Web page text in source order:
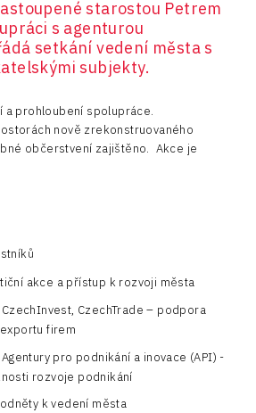
starostou Petrem
s agenturou
setkání vedení města s
subjekty.
a prohloubení spolupráce.
nově zrekonstruovaného
občerstvení zajištěno. Akce je
akce a přístup k rozvoji města
CzechTrade – podpora
firem
pro podnikání a inovace (API) -
rozvoje podnikání
k vedení města